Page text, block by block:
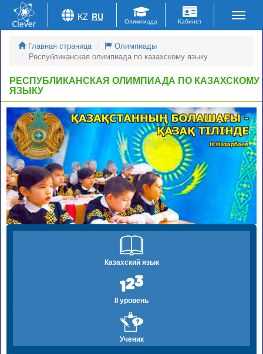
Главная страница
Олимпиады
Республиканская олимпиада по казахскому языку
РЕСПУБЛИКАНСКАЯ ОЛИМПИАДА ПО КАЗАХСКОМУ
ЯЗЫКУ
Казахский язык
II уровень
Ученик
KZ RU